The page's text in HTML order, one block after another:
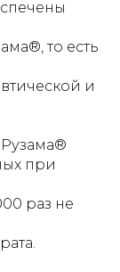
то есть
и
при
раз не